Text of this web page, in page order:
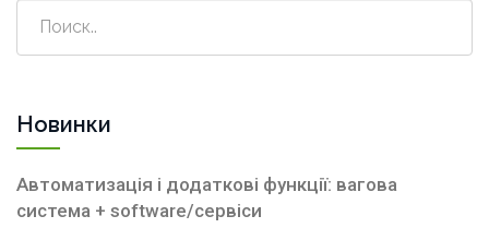
Новинки
Автоматизація і додаткові функції: вагова
система + software/сервіси